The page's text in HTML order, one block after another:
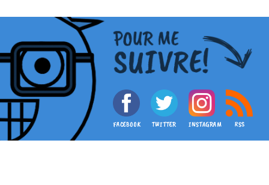
FACEBOOK TWITTER INSTAGRAM RSS